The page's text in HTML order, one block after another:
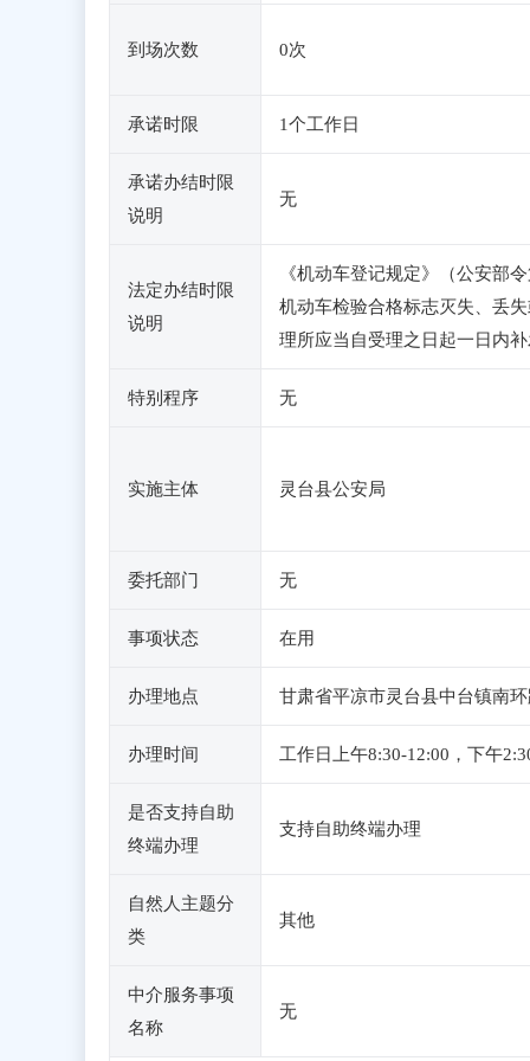
到场次数 0次
承诺时限 1个工作日
承诺办结时限
说明
无
法定办结时限
说明
《机动车登记规定》（公安部
机动车检验合格标志灭失、丢
理所应当自受理之日起一日内
特别程序 无
实施主体 灵台县公安局
委托部门 无
事项状态 在用
办理地点 甘肃省平凉市灵台县中台镇南
办理时间 工作日上午8:30-12:00，下午
是否支持自助
终端办理
支持自助终端办理
自然人主题分
类
其他
中介服务事项
名称
无